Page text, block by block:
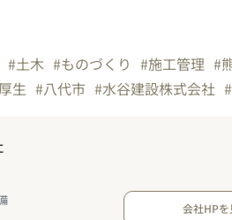
#土木 #ものづくり #施工管理 #
生 #八代市 #水谷建設株式会社
会社HPを